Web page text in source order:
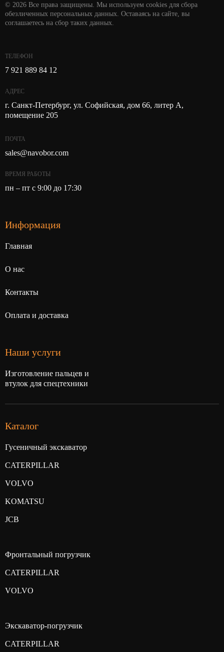
© 2026 Все права защищены. Мы используем cookies для сбора
обезличенных персональных данных. Оставаясь на сайте, вы
соглашаетесь на сбор таких данных.
ТЕЛЕФОН
7 921 889 84 12
АДРЕС
г. Санкт-Петербург, ул. Софийская, дом 66, литер А,
помещение 205
ПОЧТА
sales@navobor.com
ВРЕМЯ РАБОТЫ
пн – пт с 9:00 до 17:30
Наши услуги
Изготовление пальцев и
втулок для спецтехники
Информация
Главная
О нас
Контакты
Оплата и доставка
Каталог
Гусеничный экскаватор
CATERPILLAR
VOLVO
KOMATSU
JCB
Фронтальный погрузчик
CATERPILLAR
VOLVO
Экскаватор-погрузчик
CATERPILLAR